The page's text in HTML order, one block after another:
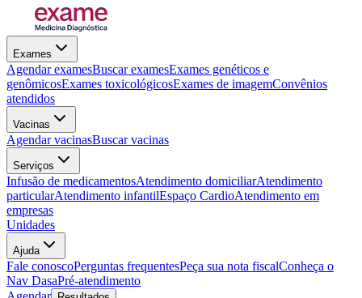
Exames
Agendar examesBuscar examesExames genéticos e
genômicosExames toxicológicosExames de imagemConvênios
atendidos
Vacinas
Agendar vacinasBuscar vacinas
Serviços
Infusão de medicamentosAtendimento domiciliarAtendimento
particularAtendimento infantilEspaço CardioAtendimento em
empresas
Unidades
Ajuda
Fale conoscoPerguntas frequentesPeça sua nota fiscalConheça o
Nav DasaPré-atendimento